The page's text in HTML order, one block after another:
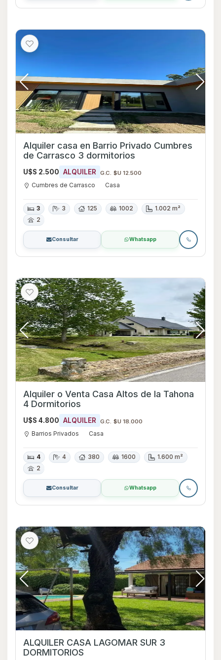
Alquiler casa en Barrio Privado Cumbres
de Carrasco 3 dormitorios
U$S 2.500 ALQUILER G.C. $U 12.500
Cumbres de Carrasco Casa
3 3 125 1002
1.002 m²
2
Consultar Whatsapp
Alquiler o Venta Casa Altos de la Tahona
4 Dormitorios
U$S 4.800 ALQUILER G.C. $U 18.000
Barrios Privados Casa
4 4 380 1600
1.600 m²
2
Consultar Whatsapp
ALQUILER CASA LAGOMAR SUR 3
DORMITORIOS